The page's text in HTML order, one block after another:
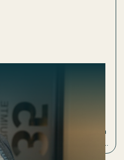
stappen je
Bijna niemand begint
laat zien hoe je je processen
te verzanden in theorie